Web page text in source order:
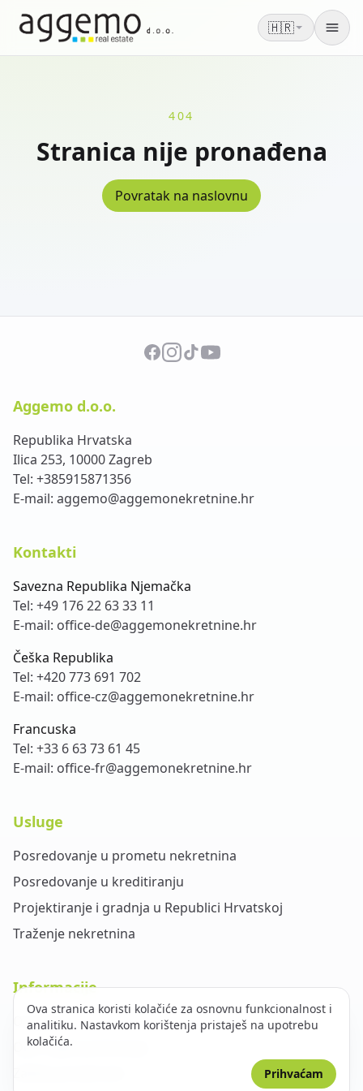
🇭🇷
404
Stranica nije pronađena
Povratak na naslovnu
Aggemo d.o.o.
Republika Hrvatska
Ilica 253, 10000 Zagreb
Tel: +385915871356
E-mail: aggemo@aggemonekretnine.hr
Kontakti
Savezna Republika Njemačka
Tel: +49 176 22 63 33 11
E-mail: office-de@aggemonekretnine.hr
Češka Republika
Tel: +420 773 691 702
E-mail: office-cz@aggemonekretnine.hr
Francuska
Tel: +33 6 63 73 61 45
E-mail: office-fr@aggemonekretnine.hr
Usluge
Posredovanje u prometu nekretnina
Posredovanje u kreditiranju
Projektiranje i gradnja u Republici Hrvatskoj
Traženje nekretnina
Informacije
O nama
Opći uvjeti poslovanja
Ova stranica koristi kolačiće za osnovnu funkcionalnost i
analitiku. Nastavkom korištenja pristaješ na upotrebu
kolačića.
Prihvaćam